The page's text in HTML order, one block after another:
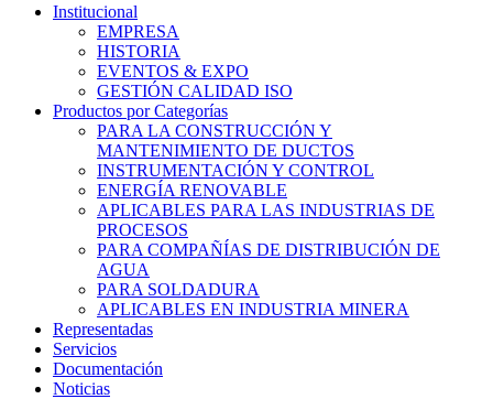
Institucional
EMPRESA
HISTORIA
EVENTOS & EXPO
GESTIÓN CALIDAD ISO
Productos por Categorías
PARA LA CONSTRUCCIÓN Y
MANTENIMIENTO DE DUCTOS
INSTRUMENTACIÓN Y CONTROL
ENERGÍA RENOVABLE
APLICABLES PARA LAS INDUSTRIAS DE
PROCESOS
PARA COMPAÑÍAS DE DISTRIBUCIÓN DE
AGUA
PARA SOLDADURA
APLICABLES EN INDUSTRIA MINERA
Representadas
Servicios
Documentación
Noticias